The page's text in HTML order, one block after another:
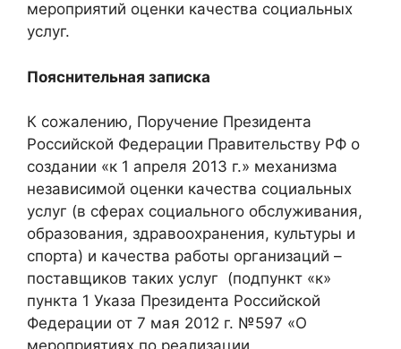
мероприятий оценки качества социальных
услуг.
Пояснительная записка
К сожалению, Поручение Президента
Российской Федерации Правительству РФ о
создании «к 1 апреля 2013 г.» механизма
независимой оценки качества социальных
услуг (в сферах социального обслуживания,
образования, здравоохранения, культуры и
спорта) и качества работы организаций –
поставщиков таких услуг (подпункт «к»
пункта 1 Указа Президента Российской
Федерации от 7 мая 2012 г. №597 «О